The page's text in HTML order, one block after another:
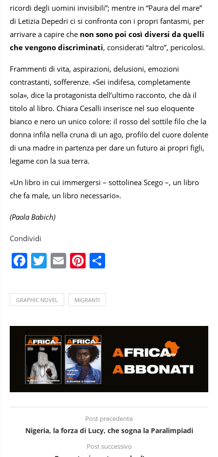
ricordi degli uomini invisibili”; mentre in “Paura del mare”
di Letizia Depedri ci si confronta con i propri fantasmi, per
arrivare a capire che non sono poi così diversi da quelli
che vengono discriminati, considerati “altro”, pericolosi.
Frammenti di vita, aspirazioni, delusioni, emozioni
contrastanti, sofferenze. «Sei indifesa, completamente
sola», dice la protagonista dell’ultimo racconto, che dà il
titolo al libro. Chiara Cesalli inserisce nel suo eloquente
bianco e nero un unico colore: il rosso del sottile filo che la
donna infila nella cruna di un ago, profilo del cuore dolente
di una madre in partenza per dare un futuro ai propri figli,
legame con la sua terra.
«Un libro in cui immergersi – sottolinea Scego –, un libro
che fa male, un libro necessario».
(Paola Babich)
Condividi
Facebook
Twitter
EmailPinterest
GRAPHIC NOVEL MIGRANTI
Post precedente
Nigeria, la forza di Lucy, che sogna la Paralimpiadi
Post successivo